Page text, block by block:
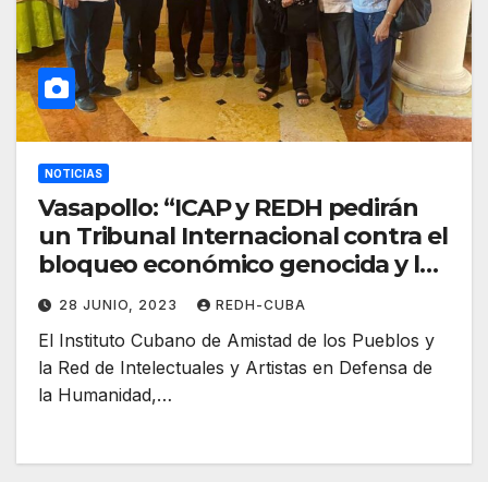
NOTICIAS
Vasapollo: “ICAP y REDH pedirán
un Tribunal Internacional contra el
bloqueo económico genocida y las
sanciones criminales”
28 JUNIO, 2023 REDH-CUBA
El Instituto Cubano de Amistad de los Pueblos y
la Red de Intelectuales y Artistas en Defensa de
la Humanidad,…